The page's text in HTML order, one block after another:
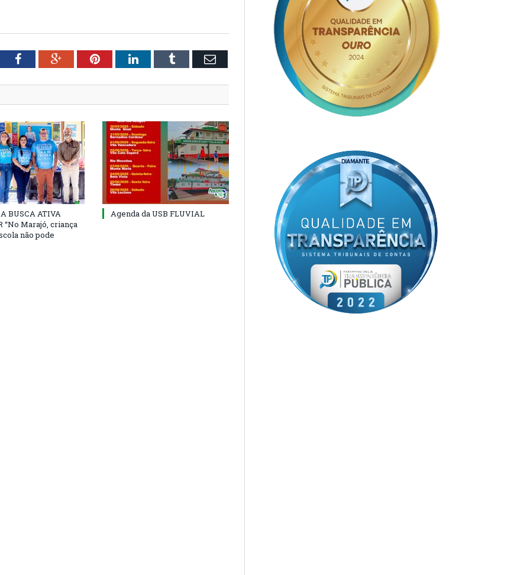
FacebookGoogle+PinterestLinkedInTumblr Email
BUSCA ATIVA
“No Marajó, criança
não pode
Agenda da USB FLUVIAL